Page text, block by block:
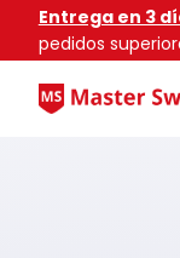
Entrega en 3
pedidos